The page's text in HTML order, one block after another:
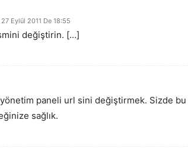
27 Eylül 2011 De 18:55
değiştirin. […]
paneli url sini değiştirmek. Sizde bu
sağlık.